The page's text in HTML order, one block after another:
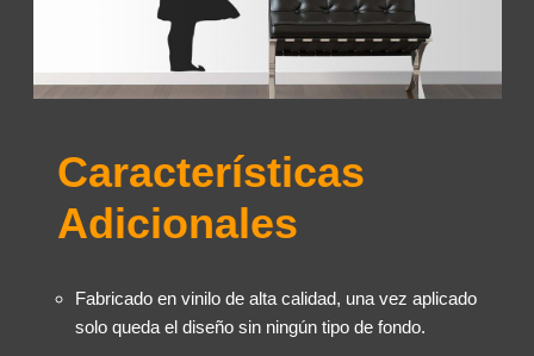
Características
Adicionales
Fabricado en vinilo de alta calidad, una vez aplicado
solo queda el diseño sin ningún tipo de fondo.